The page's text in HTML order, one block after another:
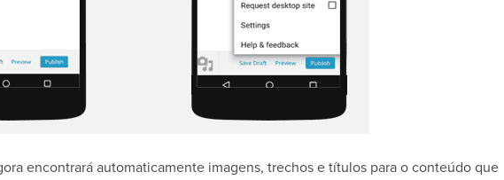
encontrará automaticamente imagens, trechos e títulos para o conteúdo que